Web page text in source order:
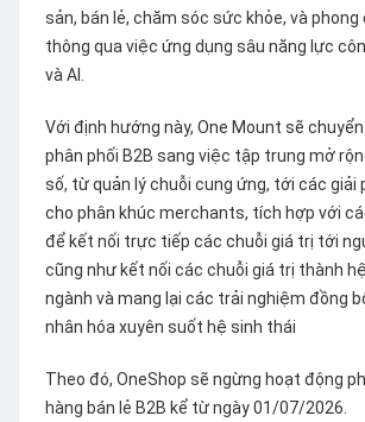
sản, bán lẻ, chăm sóc sức khỏe, và phong
thông qua việc ứng dụng sâu năng lực
và AI.
Với định hướng này, One Mount sẽ
phân phối B2B sang việc tập trung mở
số, từ quản lý chuỗi cung ứng, tới các giải
cho phân khúc merchants, tích hợp với
để kết nối trực tiếp các chuỗi giá trị tới
cũng như kết nối các chuỗi giá trị thành
ngành và mang lại các trải nghiệm đồng
nhân hóa xuyên suốt hệ sinh thái
Theo đó, OneShop sẽ ngừng hoạt động
hàng bán lẻ B2B kể từ ngày 01/07/2026.